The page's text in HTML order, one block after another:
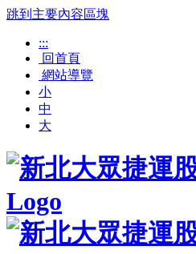
跳到主要內容區塊
:::
回首頁
網站導覽
小
中
大